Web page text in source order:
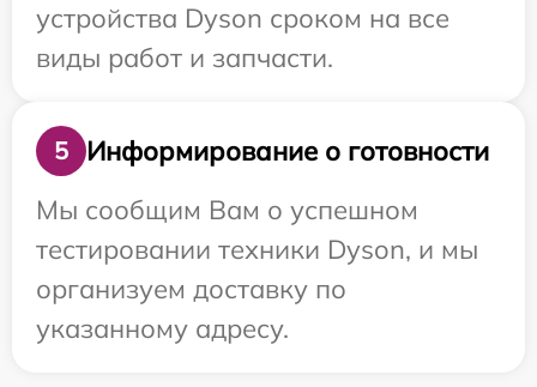
устройства Dyson сроком на все
виды работ и запчасти.
5
Информирование о готовности
Мы сообщим Вам о успешном
тестировании техники Dyson, и мы
организуем доставку по
указанному адресу.